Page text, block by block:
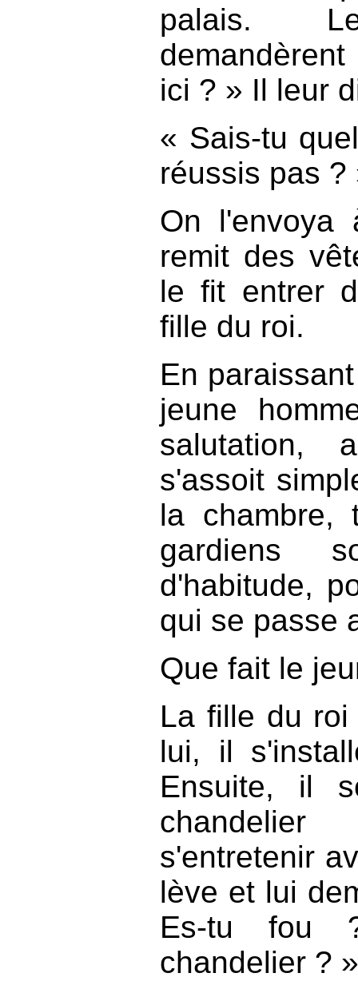
palais.
ici ? » Il leur
« Sais-tu
réussis pas
On
remit des
le fit entrer
fille du roi.
En
jeune
salutation,
s'assoit
la chambre,
gardiens
d'habitude,
qui se passe
Que fait le
La fille du
lui, il
Ensuite, il
s'entretenir
lève et lui
Es-tu fou
chandelier ? »